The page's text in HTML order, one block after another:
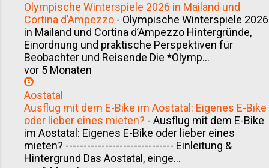
Olympische Winterspiele 2026 in Mailand und
Cortina d’Ampezzo - Olympische Winterspiele 2026
in Mailand und Cortina d’Ampezzo Hintergründe,
Einordnung und praktische Perspektiven für
Beobachter und Reisende Die *Olymp...
vor 5 Monaten
Aostatal
Ausflug mit dem E-Bike im Aostatal: Eigenes E-Bike
oder lieber eines mieten? - Ausflug mit dem E-Bike
im Aostatal: Eigenes E-Bike oder lieber eines
mieten? ------------------------------ Einleitung &
Hintergrund Das Aostatal, einge...